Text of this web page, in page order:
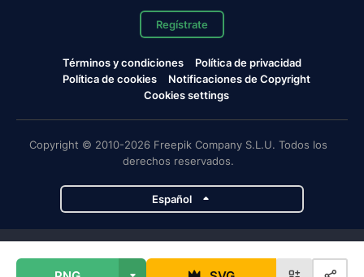
Regístrate
Términos y condiciones
Política de privacidad
Política de cookies
Notificaciones de Copyright
Cookies settings
Copyright © 2010-2026 Freepik Company S.L.U. Todos los
derechos reservados.
Español